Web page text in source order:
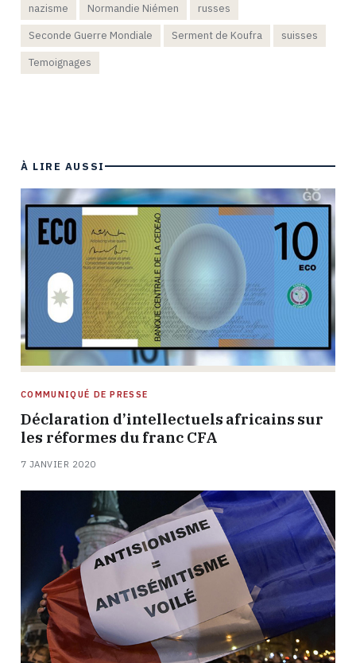
nazisme
Normandie Niémen
russes
Seconde Guerre Mondiale
Serment de Koufra
suisses
Temoignages
À LIRE AUSSI
COMMUNIQUÉ DE PRESSE
Déclaration d’intellectuels africains sur
les réformes du franc CFA
7 JANVIER 2020